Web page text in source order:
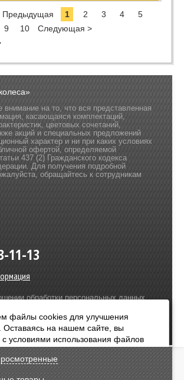
Предыдущая 1 2 3 4
5
9 10
Следующая >
на то, что вся представленная
касающаяся комплектаций,
цветовых сочетаний,
акций и специальных предложений
характер и ни при каких условиях
офертой, определяемой
437 (2) Гражданского кодекса
Для получения подробной
обращайтесь к сотрудникам
11-13
обработки персональных данных
файлы cookies для улучшения
Оставаясь на нашем сайте, вы
с условиями использования файлов
ознакомиться с нашими Положениями
и об использовании файлов